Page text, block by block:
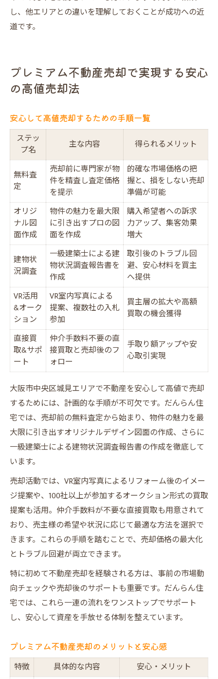
し、他エリアとの違いを理解しておくことが成功への近
道です。
プレミアム不動産売却で実現する安心
の高値売却法
安心して高値売却するための手順一覧
ステッ
プ名
主な内容 得られるメリット
無料査
定
売却前に専門家が物
件を精査し査定価格
を提示
的確な市場価格の把
握と、損をしない売却
準備が可能
オリジ
ナル図
面作成
物件の魅力を最大限
に引き出すプロの図
面を作成
購入希望者への訴求
力アップ、集客効果
増大
建物状
況調査
一級建築士による建
物状況調査報告書を
作成
取引後のトラブル回
避、安心材料を買主
へ提供
VR活用
&オーク
ション
VR室内写真による
提案、複数社の入札
参加
買主層の拡大や高額
買取の機会獲得
直接買
取&サポ
ート
仲介手数料不要の直
接買取と売却後のフ
ォロー
手取り額アップや安
心取引実現
大阪市中央区城見エリアで不動産を安心して高値で売却
するためには、計画的な手順が不可欠です。だんらん住
宅では、売却前の無料査定から始まり、物件の魅力を最
大限に引き出すオリジナルデザイン図面の作成、さらに
一級建築士による建物状況調査報告書の作成を徹底して
います。
売却活動では、VR室内写真によるリフォーム後のイメー
ジ提案や、100社以上が参加するオークション形式の買取
提案も活用。仲介手数料が不要な直接買取も用意されて
おり、売主様の希望や状況に応じて最適な方法を選択で
きます。これらの手順を踏むことで、売却価格の最大化
とトラブル回避が両立できます。
特に初めて不動産売却を経験される方は、事前の市場動
向チェックや売却後のサポートも重要です。だんらん住
宅では、これら一連の流れをワンストップでサポート
し、安心して資産を手放せる体制を整えています。
プレミアム不動産売却のメリットと安心感
特徴 具体的な内容
安心・メリット